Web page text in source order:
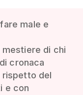
male e
mestiere di chi
cronaca
del
e con